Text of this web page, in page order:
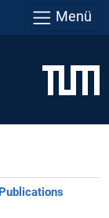
Menü
Publications